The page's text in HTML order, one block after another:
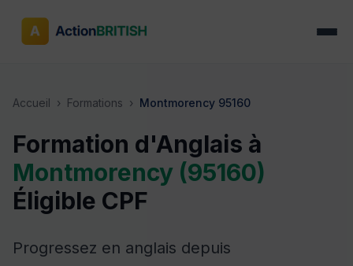
Accueil › Formations › Montmorency 95160
Formation d'Anglais à
Montmorency (95160)
Éligible CPF
Progressez en anglais depuis